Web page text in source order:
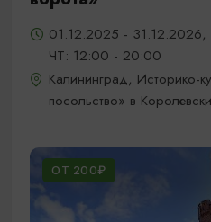
01.12.2025 -
ЧТ: 12:00 - 20:00
Калининград, Историко-
посольство» в
ОТ 200₽